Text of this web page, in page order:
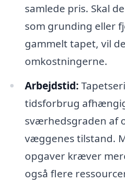
samlede pris. Skal
som grunding eller
gammelt tapet, vil
omkostningerne.
Arbejdstid:
tidsforbrug
sværhedsgraden af
væggenes tilstand.
opgaver kræver
også flere